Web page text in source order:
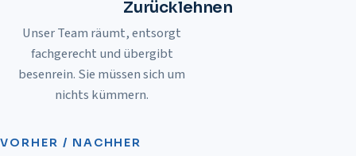
Zurücklehnen
Unser Team räumt, entsorgt
fachgerecht und übergibt
besenrein. Sie müssen sich um
nichts kümmern.
VORHER / NACHHER